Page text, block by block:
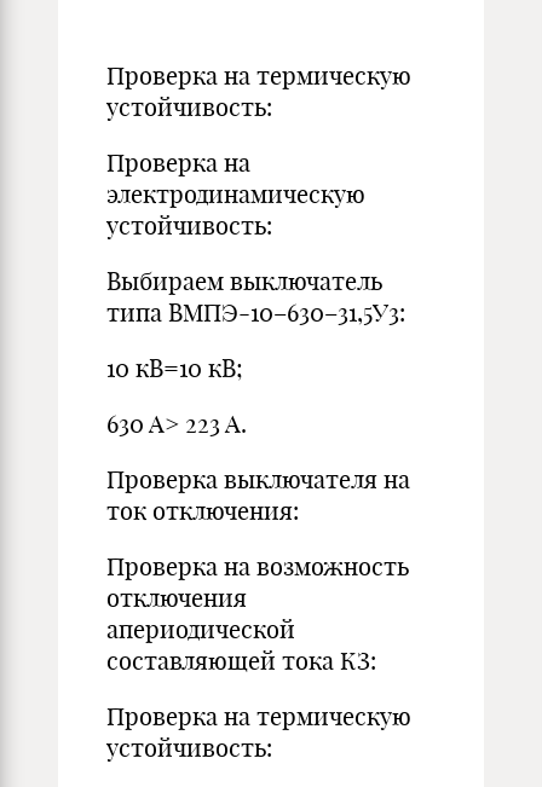
Проверка на термическую
устойчивость:
Проверка на
электродинамическую
устойчивость:
Выбираем выключатель
типа ВМПЭ-10–630–31,5У3:
10 кВ=10 кВ;
630 A> 223 A.
Проверка выключателя на
ток отключения:
Проверка на возможность
отключения
апериодической
составляющей тока КЗ:
Проверка на термическую
устойчивость: